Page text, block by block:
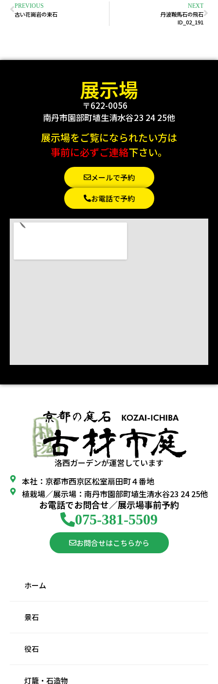
PREVIOUS
古い花崗岩の束石
NEXT
丹波鞍馬石の飛石
ID_02_191
展示場
〒622-0056
南丹市園部町埴生清水谷23 24 25他
展示場をご覧になられたい方は
事前に必ずご連絡下さい。
メールで予約
お電話で予約
洛西ガーデンが運営しています
本社：京都市西京区松室扇田町４番地
植栽場／展示場：南丹市園部町埴生清水谷23 24 25他
お電話でお問合せ／展示場事前予約
075-381-5509
お問合せはこちらから
ホーム
景石
役石
灯籠・石造物